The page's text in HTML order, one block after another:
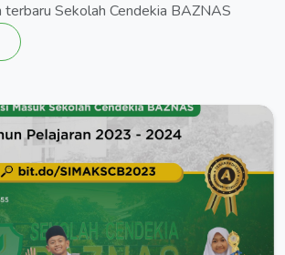
terbaru Sekolah Cendekia BAZNAS